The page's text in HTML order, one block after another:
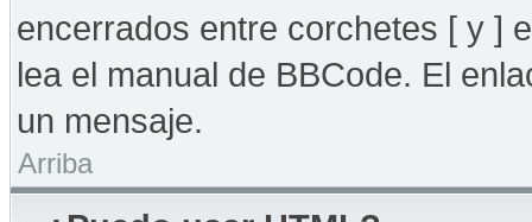
encerrados entre corchetes [ y ]
lea el manual de BBCode. El
un mensaje.
Arriba